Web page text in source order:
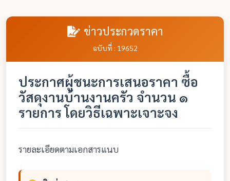
ข่าวประกวดราคา
ฉบับที่ : 19652
ประกาศผู้ชนะการเสนอราคา ซื้อ
วัสดุงานบ้านงานครัว จำนวน ๑
รายการ โดยวิธีเฉพาะเจาะจง
รายละเอียดตามเอกสารแนบ